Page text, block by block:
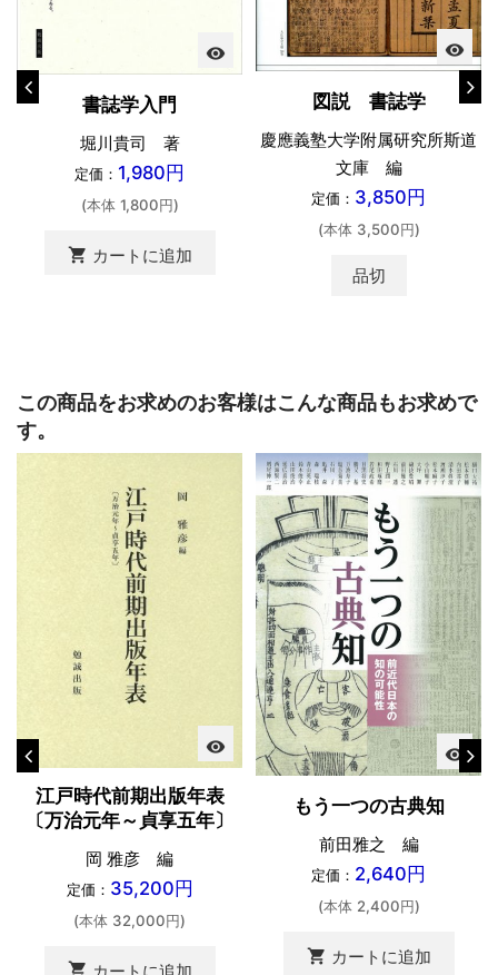
visibility
書誌学入門
堀川貴司 著
定価： 1,980円
(本体 1,800円)
shopping_cart カートに追加
visibility
図説 書誌学
慶應義塾大学附属研究所斯道
文庫 編
定価： 3,850円
(本体 3,500円)
品切
この商品をお求めのお客様はこんな商品もお求めで
す。
visibility
江戸時代前期出版年表
〔万治元年～貞享五年〕
岡 雅彦 編
定価： 35,200円
(本体 32,000円)
shopping_cart カートに追加
visibility
もう一つの古典知
前田雅之 編
定価： 2,640円
(本体 2,400円)
shopping_cart カートに追加